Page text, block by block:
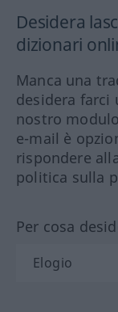
Desidera
dizionari
Manca una
desidera farci
nostro
e-mail è
rispondere
politica sulla
Per cosa